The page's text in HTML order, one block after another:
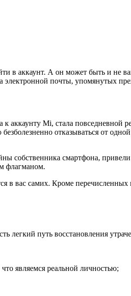
в аккаунт. А он может быть и не
электронной почты, упомянутых
аккаунту Mi, стала повседневной
отказываться от
собственника смартфона, привели
флагманом.
в вас самих. Кроме
легкий путь восстановления
являемся реальной личностью;